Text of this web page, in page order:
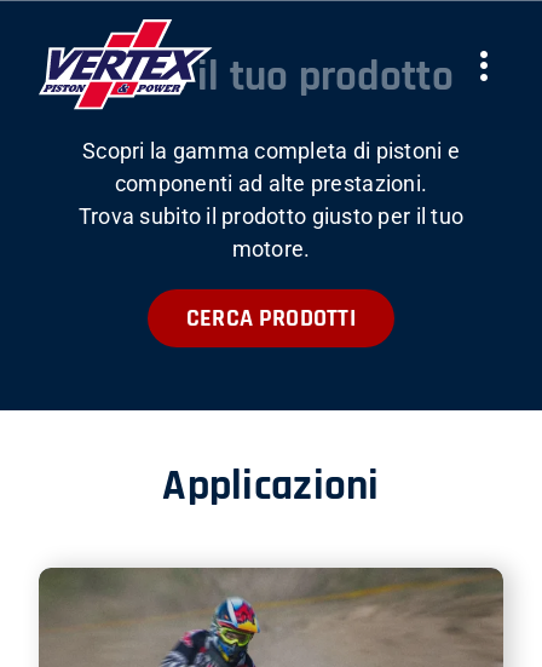
content
AZIENDA
LAVORA CON NOI
SHOP
Trova il tuo prodotto
Scopri la gamma completa di pistoni e
componenti ad alte prestazioni.
Trova subito il prodotto giusto per il tuo
motore.
CERCA PRODOTTI
Applicazioni